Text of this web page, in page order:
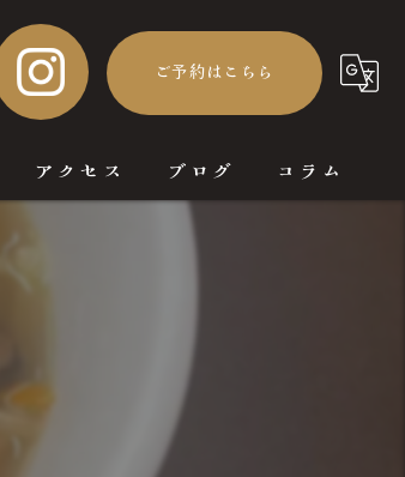
ご予約はこちら
アクセス ブログ コラム